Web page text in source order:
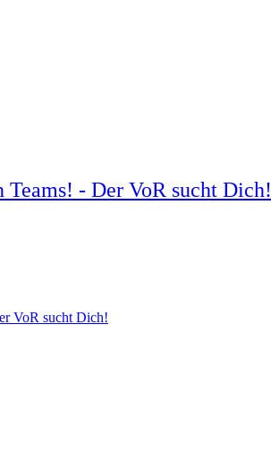
- Der VoR sucht Dich!
VoR sucht Dich!